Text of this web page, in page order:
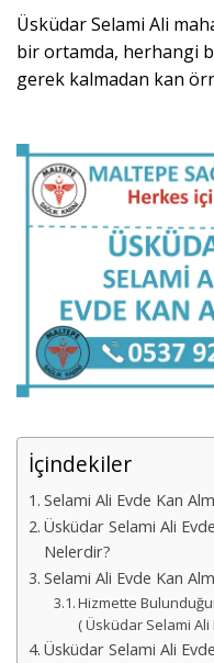
Üsküdar Selami Ali
bir ortamda, herhangi
gerek kalmadan kan
İçindekiler
Selami Ali Evde Kan
Üsküdar Selami Ali
Nelerdir?
Selami Ali Evde Kan
Hizmette
( Üsküdar Selami
Üsküdar Selami Ali